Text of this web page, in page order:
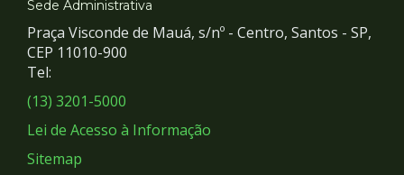
e
Redes
Sociais
Sede Administrativa
Praça Visconde de Mauá, s/nº - Centro, Santos - SP,
CEP 11010-900
Tel:
(13) 3201-5000
Lei de Acesso à Informação
Sitemap